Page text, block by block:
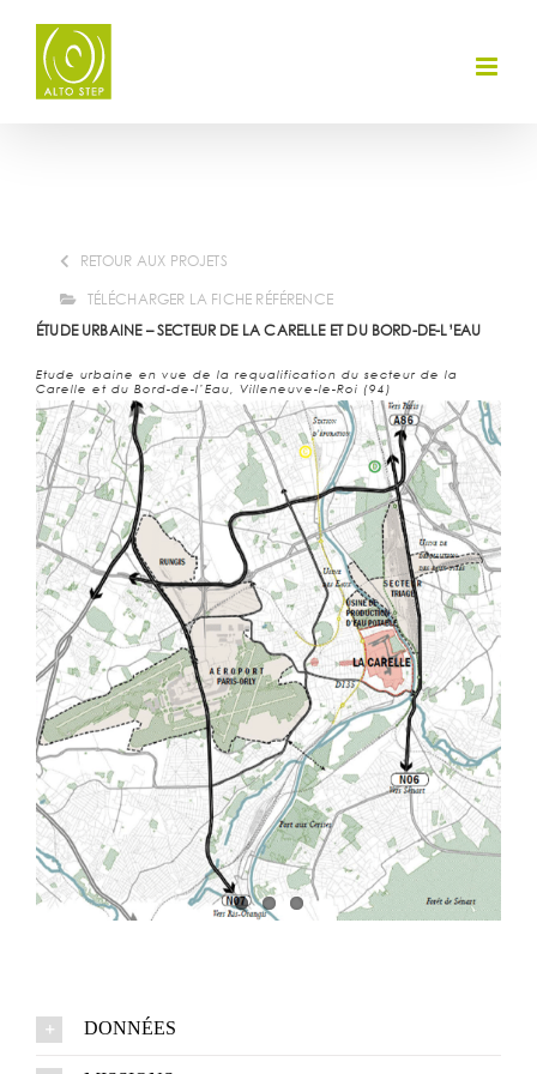
content
RETOUR AUX PROJETS
TÉLÉCHARGER LA FICHE RÉFÉRENCE
ÉTUDE URBAINE – SECTEUR DE LA CARELLE ET DU BORD-DE-L’EAU
Etude urbaine en vue de la requalification du secteur de la
Carelle et du Bord-de-l’Eau, Villeneuve-le-Roi (94)
DONNÉES